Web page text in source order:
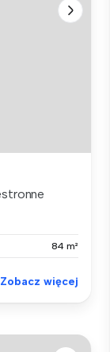
84 m²
Zobacz więcej